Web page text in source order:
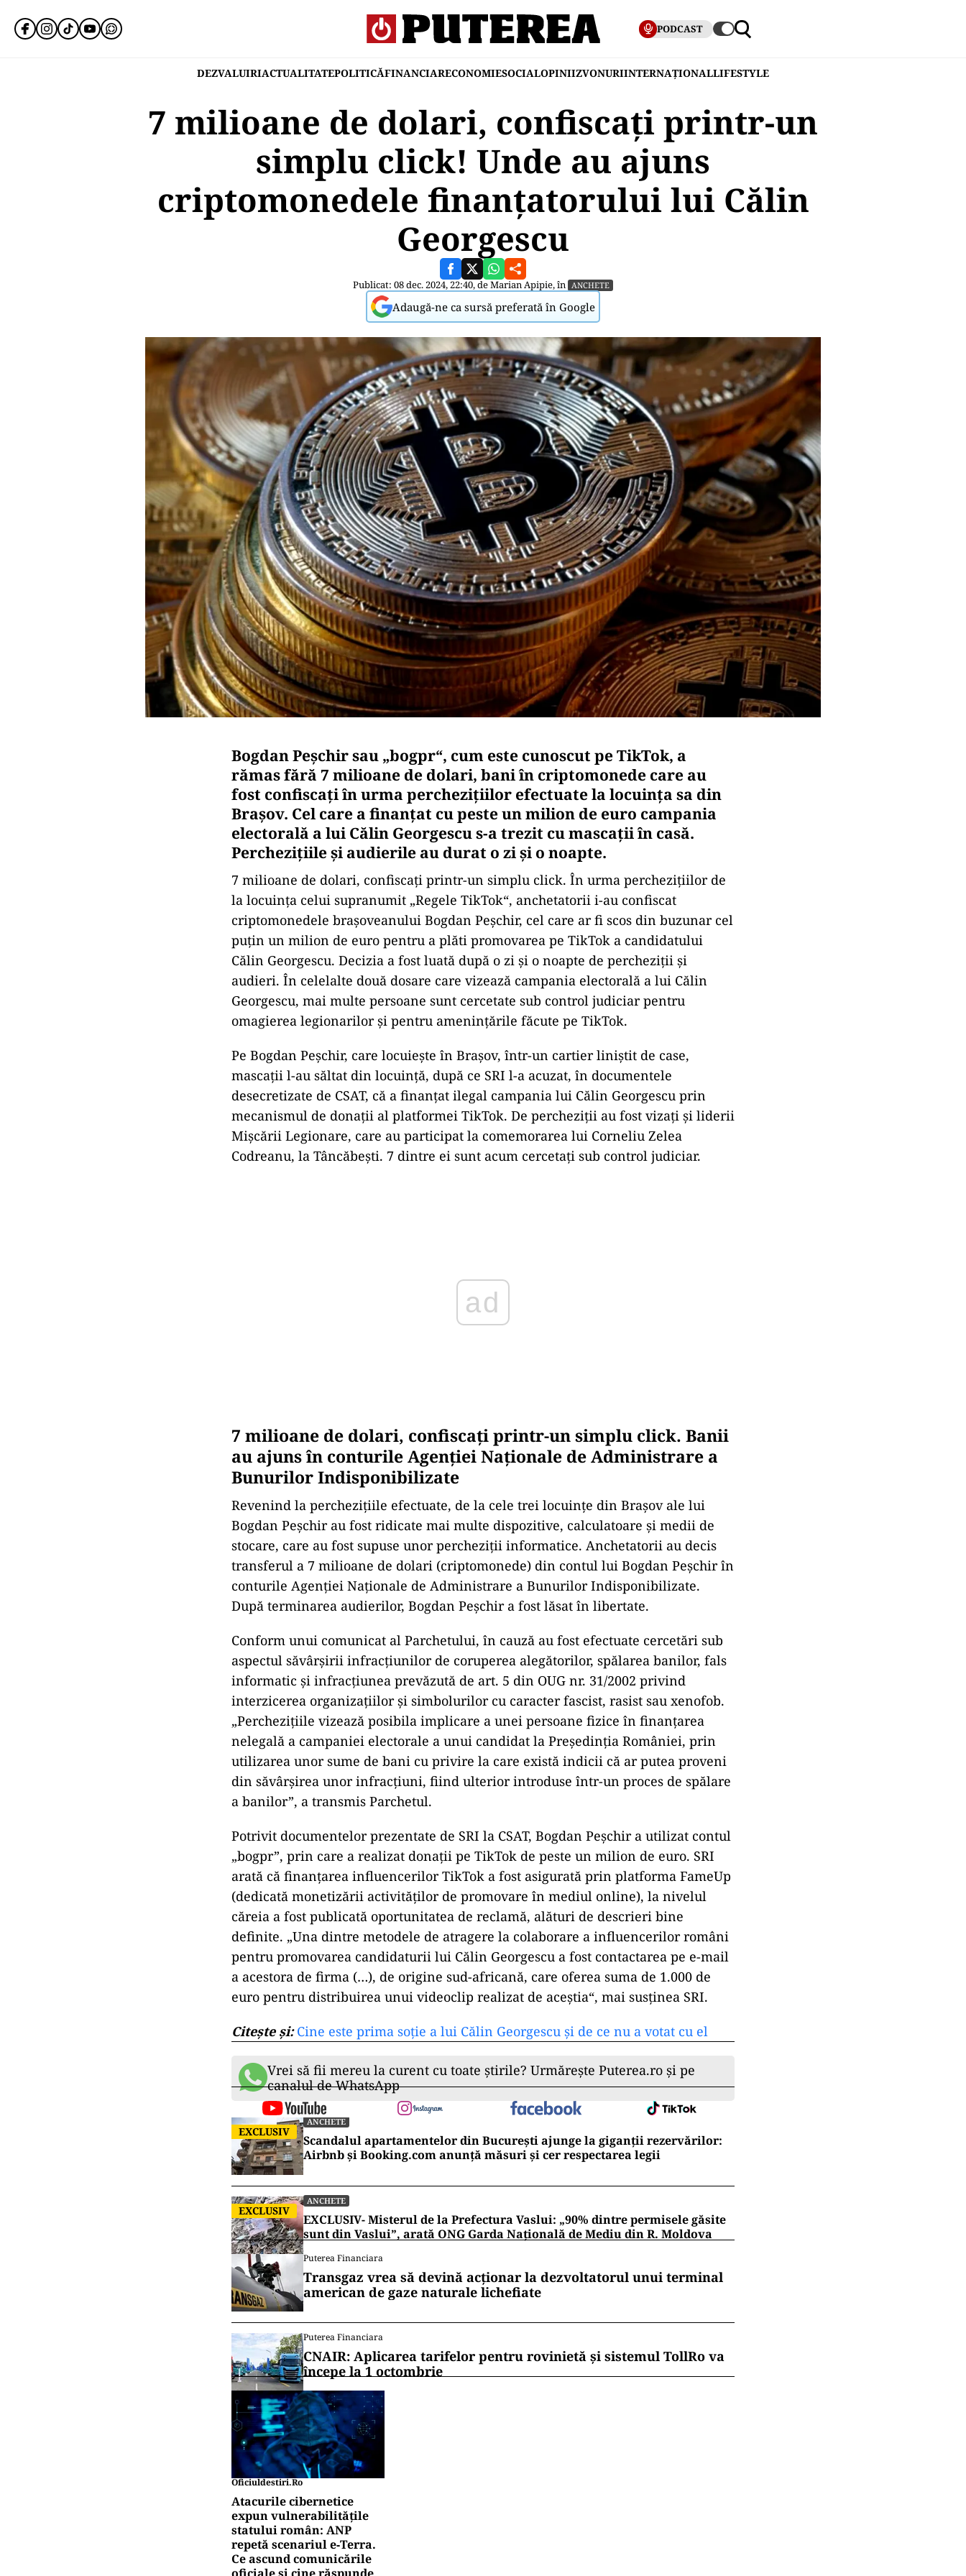
PODCAST
DEZVALUIRIACTUALITATEPOLITICĂFINANCIARECONOMIESOCIALOPINIIZVONURIINTERNAȚIONALLIFESTYLE
7 milioane de dolari, confiscați printr-un
simplu click! Unde au ajuns
criptomonedele finanțatorului lui Călin
Georgescu
Publicat: 08 dec. 2024, 22:40, deMarian Apipie, în ANCHETE
Adaugă-ne ca sursă preferată în Google
Bogdan Peșchir sau „bogpr“, cum este cunoscut pe TikTok, a
rămas fără 7 milioane de dolari, bani în criptomonede care au
fost confiscați în urma perchezițiilor efectuate la locuința sa din
Brașov. Cel care a finanțat cu peste un milion de euro campania
electorală a lui Călin Georgescu s-a trezit cu mascații în casă.
Perchezițiile și audierile au durat o zi și o noapte.
7 milioane de dolari, confiscați printr-un simplu click. În urma perchezițiilor de
la locuința celui supranumit „Regele TikTok“, anchetatorii i-au confiscat
criptomonedele brașoveanului Bogdan Peșchir, cel care ar fi scos din buzunar cel
puțin un milion de euro pentru a plăti promovarea pe TikTok a candidatului
Călin Georgescu. Decizia a fost luată după o zi și o noapte de percheziții și
audieri. În celelalte două dosare care vizează campania electorală a lui Călin
Georgescu, mai multe persoane sunt cercetate sub control judiciar pentru
omagierea legionarilor și pentru amenințările făcute pe TikTok.
Pe Bogdan Peșchir, care locuiește în Brașov, într-un cartier liniștit de case,
mascații l-au săltat din locuință, după ce SRI l-a acuzat, în documentele
desecretizate de CSAT, că a finanțat ilegal campania lui Călin Georgescu prin
mecanismul de donații al platformei TikTok. De percheziții au fost vizați și liderii
Mișcării Legionare, care au participat la comemorarea lui Corneliu Zelea
Codreanu, la Tâncăbești. 7 dintre ei sunt acum cercetați sub control judiciar.
7 milioane de dolari, confiscați printr-un simplu click. Banii
au ajuns în conturile Agenției Naționale de Administrare a
Bunurilor Indisponibilizate
Revenind la perchezițiile efectuate, de la cele trei locuinţe din Braşov ale lui
Bogdan Peșchir au fost ridicate mai multe dispozitive, calculatoare şi medii de
stocare, care au fost supuse unor percheziţii informatice. Anchetatorii au decis
transferul a 7 milioane de dolari (criptomonede) din contul lui Bogdan Peșchir în
conturile Agenției Naționale de Administrare a Bunurilor Indisponibilizate.
După terminarea audierilor, Bogdan Peșchir a fost lăsat în libertate.
Conform unui comunicat al Parchetului, în cauză au fost efectuate cercetări sub
aspectul săvârşirii infracţiunilor de coruperea alegătorilor, spălarea banilor, fals
informatic şi infracţiunea prevăzută de art. 5 din OUG nr. 31/2002 privind
interzicerea organizaţiilor şi simbolurilor cu caracter fascist, rasist sau xenofob.
„Percheziţiile vizează posibila implicare a unei persoane fizice în finanţarea
nelegală a campaniei electorale a unui candidat la Preşedinţia României, prin
utilizarea unor sume de bani cu privire la care există indicii că ar putea proveni
din săvârşirea unor infracţiuni, fiind ulterior introduse într-un proces de spălare
a banilor”, a transmis Parchetul.
Potrivit documentelor prezentate de SRI la CSAT, Bogdan Peşchir a utilizat contul
„bogpr”, prin care a realizat donaţii pe TikTok de peste un milion de euro. SRI
arată că finanţarea influencerilor TikTok a fost asigurată prin platforma FameUp
(dedicată monetizării activităţilor de promovare în mediul online), la nivelul
căreia a fost publicată oportunitatea de reclamă, alături de descrieri bine
definite. „Una dintre metodele de atragere la colaborare a influencerilor români
pentru promovarea candidaturii lui Călin Georgescu a fost contactarea pe e-mail
a acestora de firma (…), de origine sud-africană, care oferea suma de 1.000 de
euro pentru distribuirea unui videoclip realizat de aceştia“, mai susținea SRI.
Citește și:Cine este prima soție a lui Călin Georgescu și de ce nu a votat cu el
Vrei să fii mereu la curent cu toate știrile? Urmărește Puterea.ro și pe
canalul de WhatsApp
EXCLUSIV
ANCHETE
Scandalul apartamentelor din București ajunge la giganții rezervărilor:
Airbnb și Booking.com anunță măsuri și cer respectarea legii
EXCLUSIV
ANCHETE
EXCLUSIV- Misterul de la Prefectura Vaslui: „90% dintre permisele găsite
sunt din Vaslui”, arată ONG Garda Națională de Mediu din R. Moldova
Puterea Financiara
Transgaz vrea să devină acționar la dezvoltatorul unui terminal
american de gaze naturale lichefiate
Puterea Financiara
CNAIR: Aplicarea tarifelor pentru rovinietă și sistemul TollRo va
începe la 1 octombrie
Oficiuldestiri.ro
Atacurile cibernetice
expun vulnerabilitățile
statului român: ANP
repetă scenariul e‑Terra.
Ce ascund comunicările